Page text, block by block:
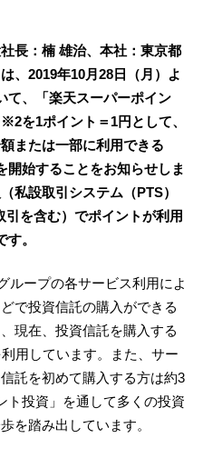
長：楠 雄治、本社：東京都
、2019年10月28日（月）よ
て、「楽天スーパーポイン
を1ポイント＝1円として、
または一部に利用できる
開始することをお知らせしま
私設取引システム（PTS）
を含む）でポイントが利用
。
ループの各サービス利用によ
で投資信託の購入ができる
現在、投資信託を購入する
用しています。また、サー
託を初めて購入する方は約3
投資」を通して多くの投資
を踏み出しています。